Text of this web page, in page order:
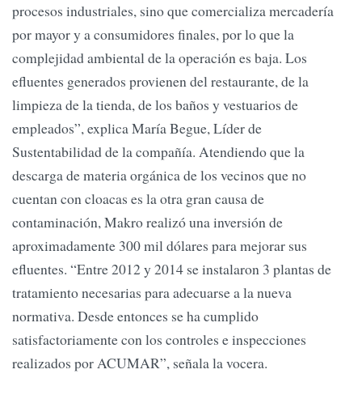
procesos industriales, sino que comercializa mercadería
por mayor y a consumidores finales, por lo que la
complejidad ambiental de la operación es baja. Los
efluentes generados provienen del restaurante, de la
limpieza de la tienda, de los baños y vestuarios de
empleados”, explica María Begue, Líder de
Sustentabilidad de la compañía. Atendiendo que la
descarga de materia orgánica de los vecinos que no
cuentan con cloacas es la otra gran causa de
contaminación, Makro realizó una inversión de
aproximadamente 300 mil dólares para mejorar sus
efluentes. “Entre 2012 y 2014 se instalaron 3 plantas de
tratamiento necesarias para adecuarse a la nueva
normativa. Desde entonces se ha cumplido
satisfactoriamente con los controles e inspecciones
realizados por ACUMAR”, señala la vocera.